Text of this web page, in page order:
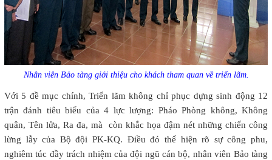
Nhân viên Bảo tàng giới thiệu cho khách tham quan về triển lãm.
Với 5 đề mục chính, Triển lãm không chỉ phục dựng sinh động 12
trận đánh tiêu biểu của 4 lực lượng: Pháo Phòng không, Không
quân, Tên lửa, Ra đa, mà còn khắc họa đậm nét những chiến công
lừng lẫy của Bộ đội PK-KQ. Điều đó thể hiện rõ sự công phu,
nghiêm túc đầy trách nhiệm của đội ngũ cán bộ, nhân viên Bảo tàng